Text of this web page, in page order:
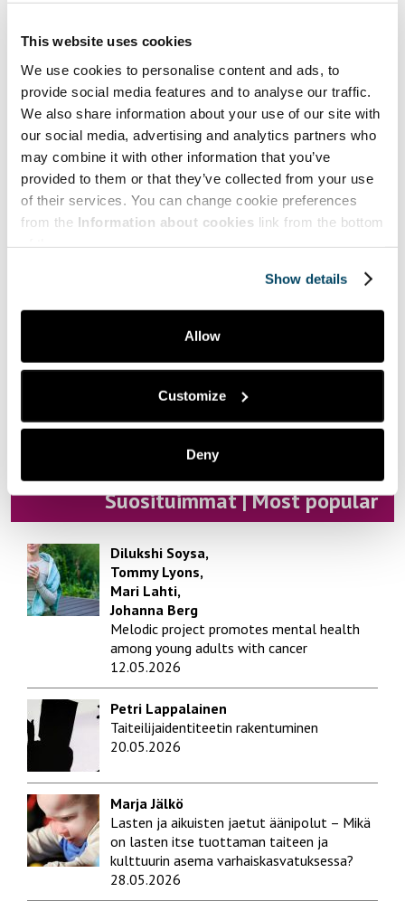
This website uses cookies
We use cookies to personalise content and ads, to
provide social media features and to analyse our traffic.
We also share information about your use of our site with
our social media, advertising and analytics partners who
may combine it with other information that you’ve
provided to them or that they’ve collected from your use
of their services. You can change cookie preferences
from the Information about cookies link from the bottom
Show details
Allow
Customize
Deny
Saara Laaksonen
Teemat | Themes
Hyve | Health and Well-being
Tekniikka | Engineering
Ympäristö | Environment
Yrittäjyys | Entrepreneurship
Suosituimmat | Most popular
Dilukshi Soysa,
Tommy Lyons,
Mari Lahti,
Johanna Berg
Melodic project promotes mental health
among young adults with cancer
12.05.2026
Petri Lappalainen
Taiteilijaidentiteetin rakentuminen
20.05.2026
Marja Jälkö
Lasten ja aikuisten jaetut äänipolut – Mikä
on lasten itse tuottaman taiteen ja
kulttuurin asema varhaiskasvatuksessa?
28.05.2026